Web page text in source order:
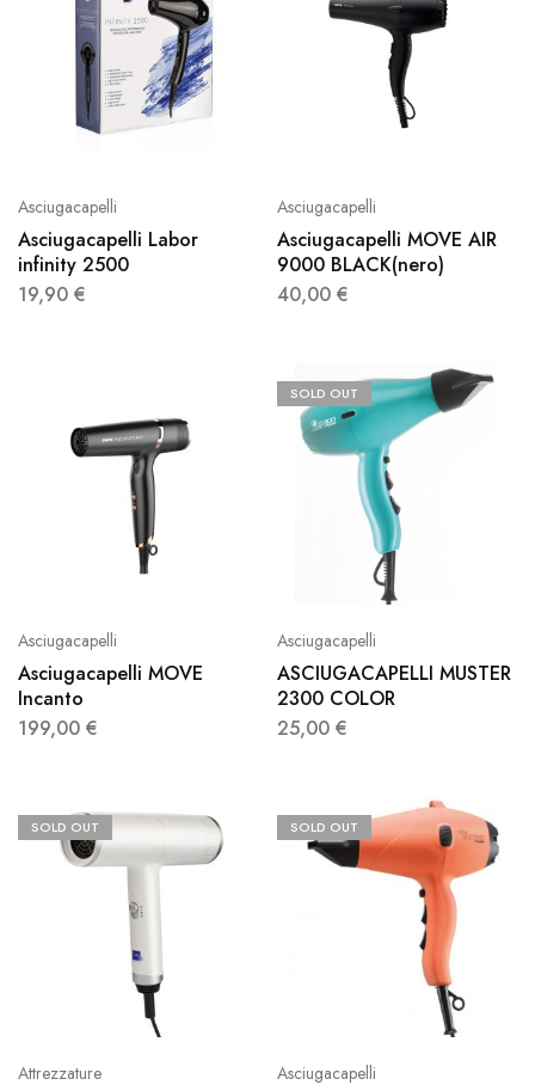
Asciugacapelli
Asciugacapelli Labor
infinity 2500
19,90 €
Asciugacapelli
Asciugacapelli MOVE AIR
9000 BLACK(nero)
40,00 €
Asciugacapelli
Asciugacapelli MOVE
Incanto
199,00 €
SOLD OUT
Asciugacapelli
ASCIUGACAPELLI MUSTER
2300 COLOR
25,00 €
SOLD OUT
Attrezzature
SOLD OUT
Asciugacapelli